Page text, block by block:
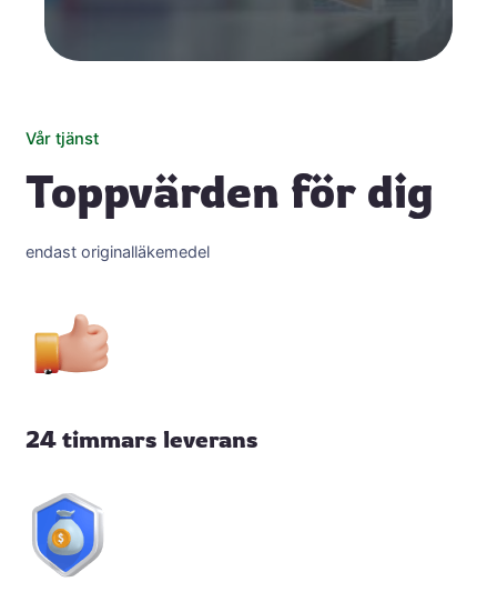
Vår tjänst
Toppvärden för dig
endast originalläkemedel
24 timmars leverans